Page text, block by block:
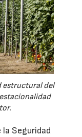
estructural del
Seguridad